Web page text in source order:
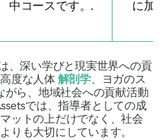
中コースです。.
に加
、深い学びと現実世界への貢
度な人体 解剖学、ヨガのス
がら、地域社会への貢献活動
では、指導者としての成
ットの上だけでなく、社会
りも大切にしています。